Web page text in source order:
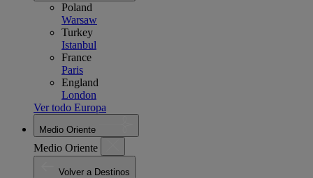
Poland
Warsaw
Turkey
Istanbul
France
Paris
England
London
Ver todo Europa
Medio Oriente
Medio Oriente
Volver a Destinos